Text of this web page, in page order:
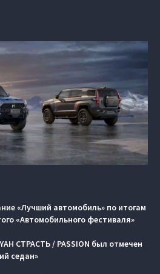
«Лучший автомобиль» по итогам
«Автомобильного фестиваля»
СТРАСТЬ / PASSION был отмечен
седан»